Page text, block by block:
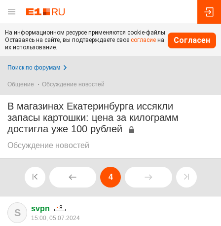
На информационном ресурсе применяются cookie-файлы.
Оставаясь на сайте, вы подтверждаете свое согласие на
их использование.
Согласен
Поиск по форумам
Общение Обсуждение новостей
В магазинах Екатеринбурга иссякли
запасы картошки: цена за килограмм
достигла уже 100 рублей
Обсуждение новостей
4
S svpn
15:00, 05.07.2024